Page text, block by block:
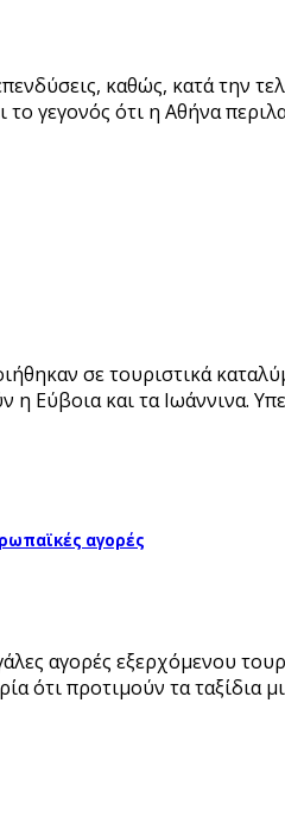
καθώς, κατά την
γεγονός ότι η Αθήνα
σε τουριστικά
και τα Ιωάννινα.
αγορές
αγορές εξερχόμενου
ότι προτιμούν τα ταξίδια